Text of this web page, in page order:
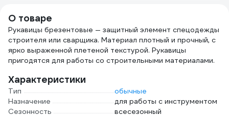
О товаре
Рукавицы брезентовые — защитный элемент спецодежды
строителя или сварщика. Материал плотный и прочный, с
ярко выраженной плетеной текстурой. Рукавицы
пригодятся для работы со строительными материалами.
Характеристики
Тип
обычные
Назначение
для работы с инструментом
Сезонность
всесезонный